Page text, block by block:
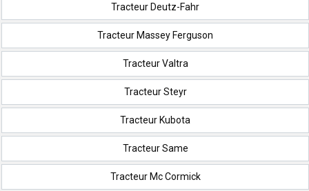
Tracteur Deutz-Fahr
Tracteur Massey Ferguson
Tracteur Valtra
Tracteur Steyr
Tracteur Kubota
Tracteur Same
Tracteur Mc Cormick